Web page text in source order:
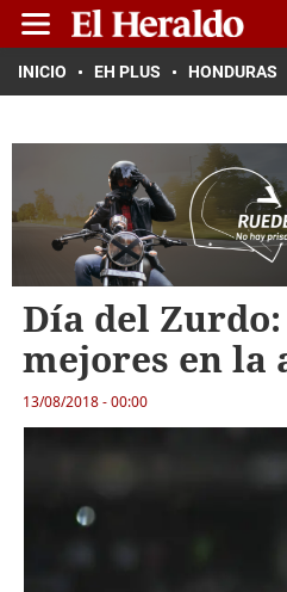
INICIO EH PLUS HONDURAS
Día del
mejores en la
13/08/2018 - 00:00